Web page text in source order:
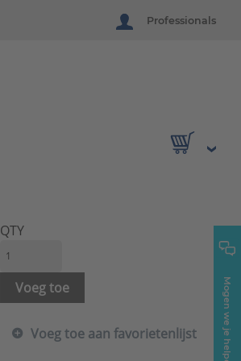
Professionals
Mogen we je helpen?
QTY
Voeg toe
Voeg toe aan favorietenlijst